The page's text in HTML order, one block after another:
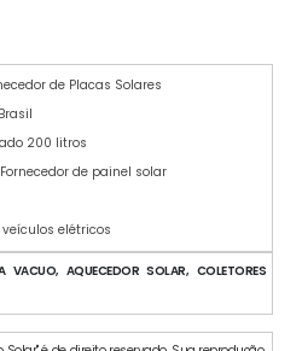
de Placas Solares
200 litros
Fornecedor de painel solar
elétricos
AQUECEDOR SOLAR, COLETORES